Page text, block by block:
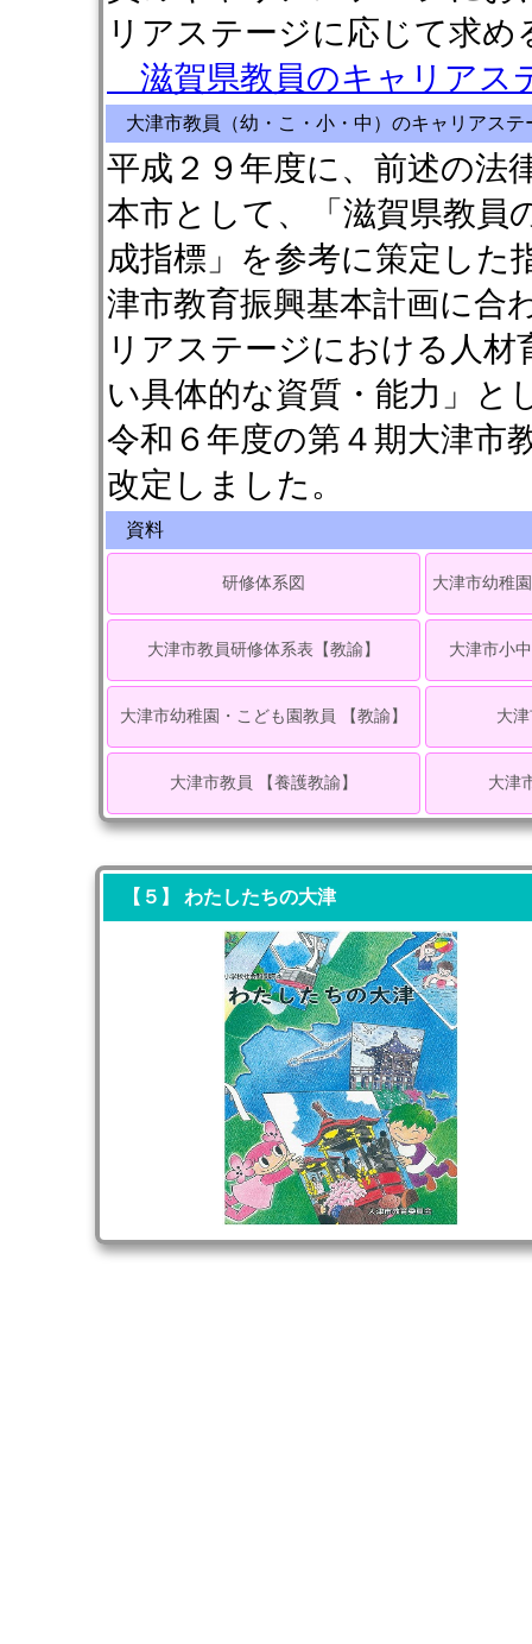
リアステージに応じて求
滋賀県教員のキャリアス
大津市教員（幼・こ・小・中）のキャリアス
平成２９年度に、前述の法
本市として、「滋賀県教員
成指標」を参考に策定した
津市教育振興基本計画に合
リアステージにおける人
い具体的な資質・能力」と
令和６年度の第４期大津市
改定しました。
資料
研修体系図 大津市幼稚
大津市教員研修体系表【教諭】 大津市小
大津市幼稚園・こども園教員 【教諭】 大
大津市教員 【養護教諭】 大津
【５】 わたしたちの大津